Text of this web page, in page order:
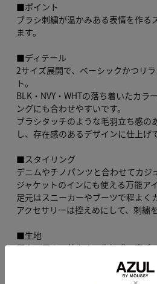
■ポイント
ブラシ刺繍が温かみある表情を作る
ます。
■ディテール
2サイズ展開で、ベーシックかつリ
ト。
BLK・NVY・WHTの落ち着いたカラ
ングにも合わせやすいです。
ブラシタッチのような毛羽立ち感の
し、存在感のあるデザインに仕上げ
■スタイリング
デニムやチノパンツと合わせてカジ
ジャケットのインにも使える万能ア
足元はスニーカーやブーツで程よく
アクセサリーは控えめにして、刺繍
■生地
程よい厚みで着やすい生地感の裏毛
立体的なブラシ刺繍を施しています。
刺繍を固定させるため、裏側には樹